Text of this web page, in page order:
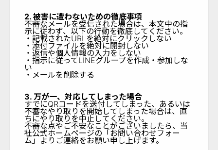
2. 被害に遭わないための徹底事項
不審なメールを受信された場合は、本文中の指
示に従わず、以下の行動を徹底してください。
・記載されたURLを絶対にクリックしない
・添付ファイルを絶対に開封しない
・返信や個人情報の入力をしない
・指示に従ってLINEグループを作成・参加しな
い
・メールを削除する
3. 万が一、対応してしまった場合
すでにQRコードを送付してしまった、あるいは
不審なやり取りを開始してしまった場合は、直
ちにやり取りを中止してください。
不審な点やご不安なことがございましたら、当
社公式ホームページの「お問い合わせフォー
ム」よりご連絡をお願い申し上げます。